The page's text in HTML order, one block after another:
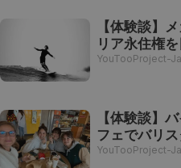
【体験談】
リア永住権を
YouTooProject-
【体験談】
フェでバリ
YouTooProject-